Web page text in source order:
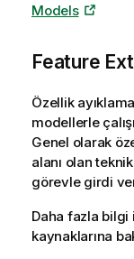
Models
Feature
Özellik
modellerle
Genel olarak
alanı olan
görevle girdi
Daha fazla bilgi
kaynaklarına